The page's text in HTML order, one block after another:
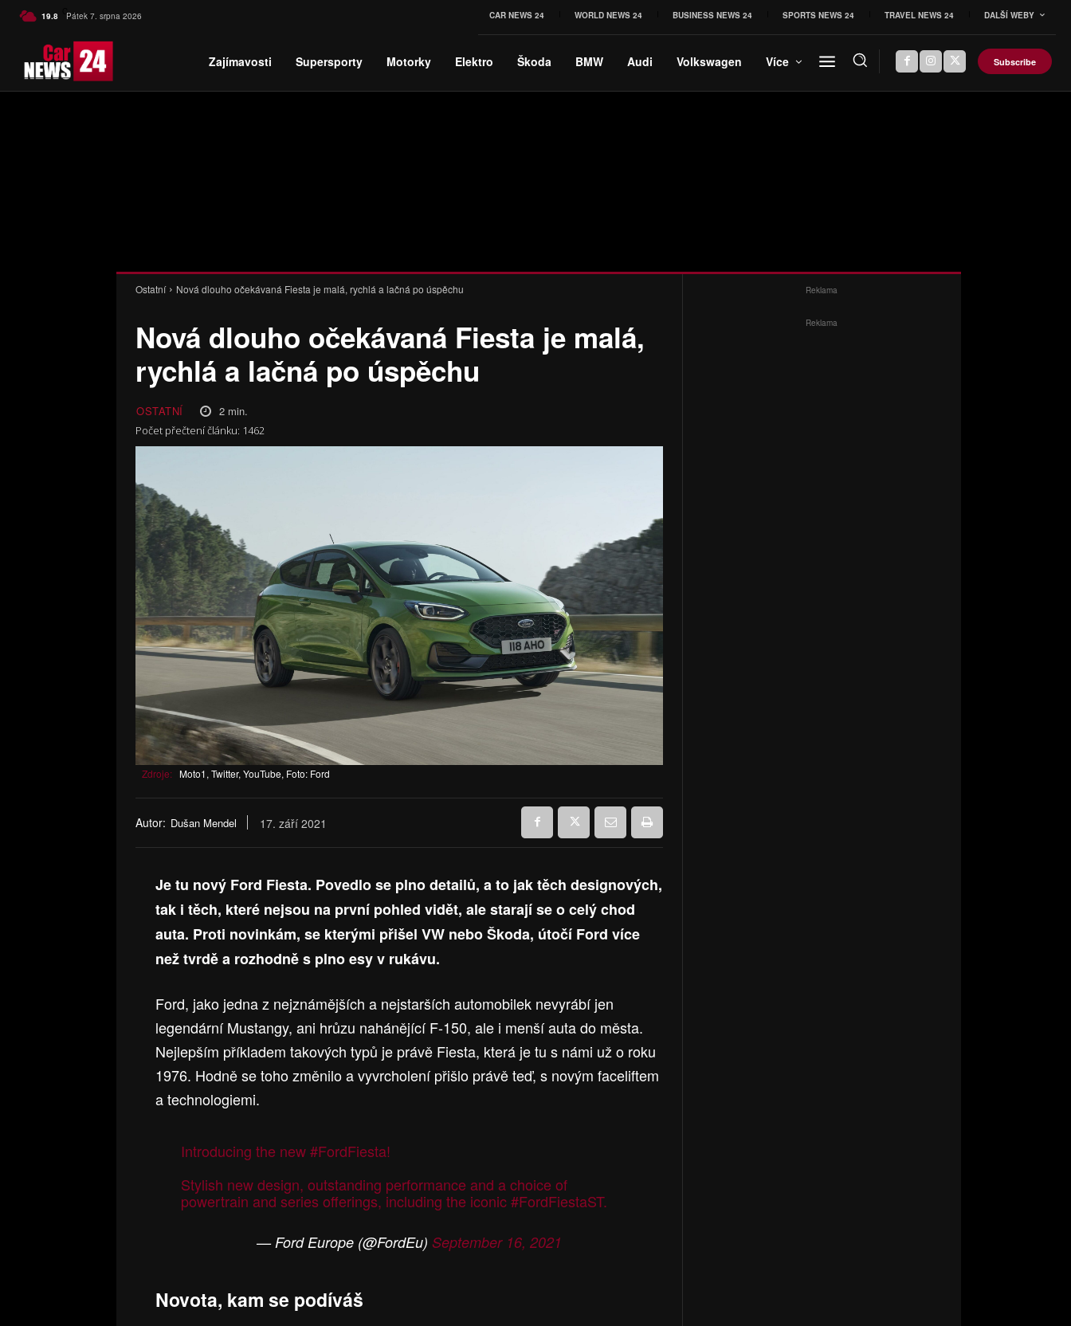
19.8 C Czech
Pátek 7. srpna 2026 CAR NEWS 24 WORLD NEWS 24 BUSINESS NEWS 24 SPORTS NEWS 24 TRAVEL NEWS 24 DALŠÍ WEBY
Zajímavosti Supersporty Motorky Elektro Škoda BMW Audi Volkswagen Více Subscribe
Ostatní Nová dlouho očekávaná Fiesta je malá, rychlá a lačná po úspěchu
Nová dlouho očekávaná Fiesta je malá,
rychlá a lačná po úspěchu
OSTATNÍ 2min.
Počet přečtení článku: 1462
Zdroje: Moto1, Twitter, YouTube, Foto: Ford
Autor: Dušan Mendel 17. září 2021
Je tu nový Ford Fiesta. Povedlo se plno detailů, a to jak těch designových,
tak i těch, které nejsou na první pohled vidět, ale starají se o celý chod
auta. Proti novinkám, se kterými přišel VW nebo Škoda, útočí Ford více
než tvrdě a rozhodně s plno esy v rukávu.
Ford, jako jedna z nejznámějších a nejstarších automobilek nevyrábí jen
legendární Mustangy, ani hrůzu nahánějící F-150, ale i menší auta do města.
Nejlepším příkladem takových typů je právě Fiesta, která je tu s námi už o roku
1976. Hodně se toho změnilo a vyvrcholení přišlo právě teď, s novým faceliftem
a technologiemi.
Introducing the new#FordFiesta!
Stylish new design, outstanding performance and a choice of
powertrain and series offerings, including the iconic#FordFiestaST.
— Ford Europe (@FordEu)September 16, 2021
Novota, kam se podíváš
Reklama
Reklama